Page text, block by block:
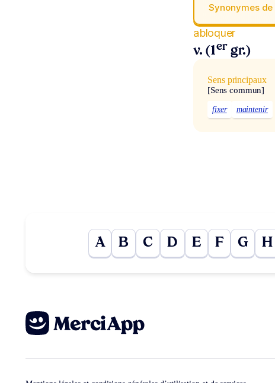
Synonymes de
abloquer
v. (1er gr.)
Sens principaux
[Sens commun]
fixer maintenir
A B C D E F G H